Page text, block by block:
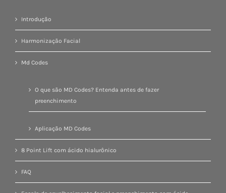
Introdução
Harmonização Facial
Md Codes
O que são MD Codes? Entenda antes de fazer
preenchimento
Aplicação MD Codes
8 Point Lift com ácido hialurônico
FAQ